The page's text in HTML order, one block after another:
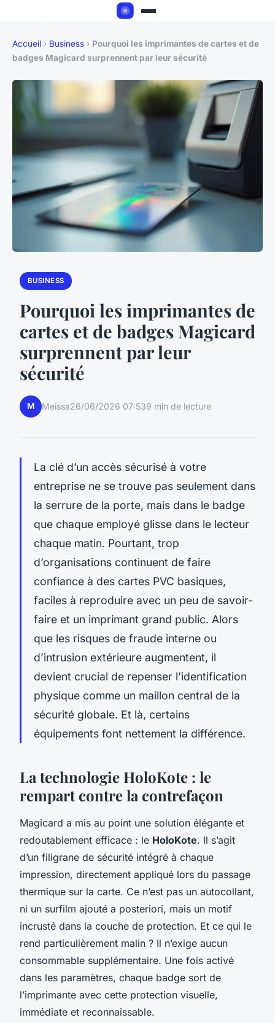
Accueil › Business › Pourquoi les imprimantes de cartes et de
badges Magicard surprennent par leur sécurité
BUSINESS
Pourquoi les imprimantes de
cartes et de badges Magicard
surprennent par leur
sécurité
M Meissa26/06/2026 07:539 min de lecture
La clé d’un accès sécurisé à votre
entreprise ne se trouve pas seulement dans
la serrure de la porte, mais dans le badge
que chaque employé glisse dans le lecteur
chaque matin. Pourtant, trop
d’organisations continuent de faire
confiance à des cartes PVC basiques,
faciles à reproduire avec un peu de savoir-
faire et un imprimant grand public. Alors
que les risques de fraude interne ou
d’intrusion extérieure augmentent, il
devient crucial de repenser l’identification
physique comme un maillon central de la
sécurité globale. Et là, certains
équipements font nettement la différence.
La technologie HoloKote : le
rempart contre la contrefaçon
Magicard a mis au point une solution élégante et
redoutablement efficace : le HoloKote. Il s’agit
d’un filigrane de sécurité intégré à chaque
impression, directement appliqué lors du passage
thermique sur la carte. Ce n’est pas un autocollant,
ni un surfilm ajouté a posteriori, mais un motif
incrusté dans la couche de protection. Et ce qui le
rend particulièrement malin ? Il n’exige aucun
consommable supplémentaire. Une fois activé
dans les paramètres, chaque badge sort de
l’imprimante avec cette protection visuelle,
immédiate et reconnaissable.